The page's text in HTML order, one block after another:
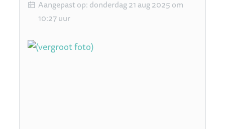
Aangepast op:donderdag 21 aug 2025 om
10:27 uur